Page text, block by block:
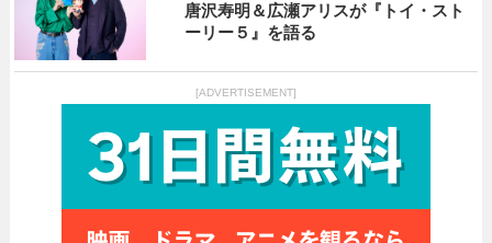
唐沢寿明＆広瀬アリスが『トイ・スト
ーリー５』を語る
[ADVERTISEMENT]